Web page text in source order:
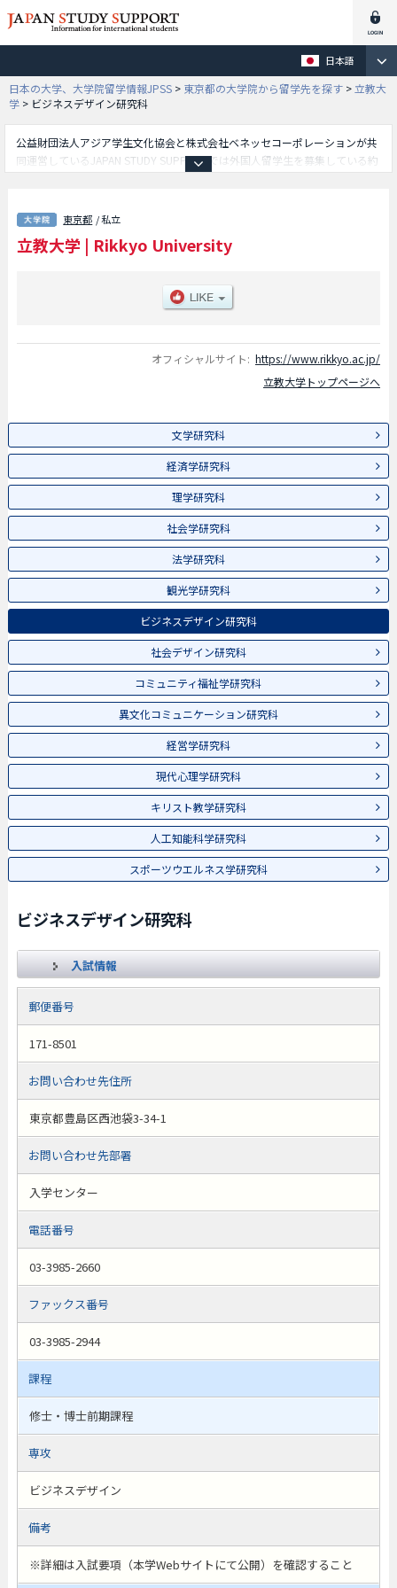
日本語
日本の大学、大学院留学情報JPSS > 東京都の大学院から留学先を探す > 立教大
学 > ビジネスデザイン研究科
公益財団法人アジア学生文化協会と株式会社ベネッセコーポレーションが共
同運営しているJAPAN STUDY SUPPORTでは外国人留学生を募集している約
研究科や理学研究科や社会学研究科や法学研究科や観光学研究科やビジネス
デザイン研究科や社会デザイン研究科やコミュニティ福祉学研究科や異文化
コミュニケーション研究科や経営学研究科や現代心理学研究科やキリスト教
情報や、募集定員や合格者数など入試情報、施設案内、アクセスなど外国人
留学生に必要な情報を掲載しているので是非ご利用ください。
東京都 / 私立
立教大学 | Rikkyo University
オフィシャルサイト: https://www.rikkyo.ac.jp/
立教大学トップページへ
文学研究科
経済学研究科
理学研究科
社会学研究科
法学研究科
観光学研究科
ビジネスデザイン研究科
社会デザイン研究科
コミュニティ福祉学研究科
異文化コミュニケーション研究科
経営学研究科
現代心理学研究科
キリスト教学研究科
人工知能科学研究科
スポーツウエルネス学研究科
ビジネスデザイン研究科
入試情報
郵便番号
171-8501
お問い合わせ先住所
東京都豊島区西池袋3-34-1
お問い合わせ先部署
入学センター
電話番号
03-3985-2660
ファックス番号
03-3985-2944
課程
修士・博士前期課程
専攻
ビジネスデザイン
備考
※詳細は入試要項（本学Webサイトにて公開）を確認すること